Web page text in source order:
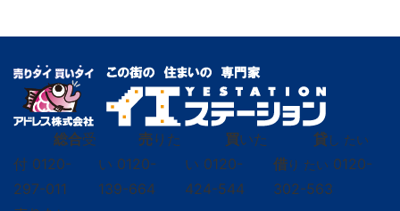
4．認識し得ない方法による個人情報の収集
本サービスでは、利便性の向上のため、ご本人が利用
するWebサーバーに記録されたCookieを自動的に取
得して利用する場合があります。
総合受
付 0120-
297-011
売りた
い 0120-
139-664
買いた
い 0120-
424-544
貸し たい
借り たい 0120-
302-563